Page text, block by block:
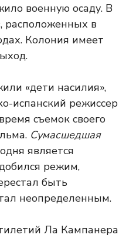
военную осаду. В
расположенных в
Колония имеет
«дети насилия»,
испанский режиссер
съемок своего
Сумасшедшая
является
режим,
быть
неопределенным.
Ла Кампанера